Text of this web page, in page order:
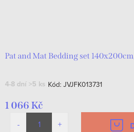
Pat and Mat Bedding set
4-8 dní >5 ks Kód: JVJFK013731
1 066 Kč